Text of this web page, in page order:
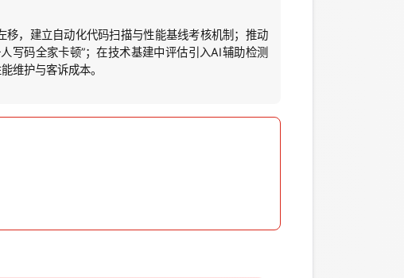
移，建立自动化代码扫描与性能基线考核机制；推动
写码全家卡顿”；在技术基建中评估引入AI辅助检测
维护与客诉成本。